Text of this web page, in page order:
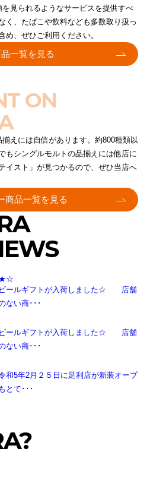
見られるようなサービスを提供すべ
く、たばこや飲料なども多数取り扱っ
め、ぜひご利用ください。
一覧を見る
ON
えには自信があります。約800種類以
もシングルモルトの品揃えには他店に
イスト」が見つかるので、ぜひ当店へ
商品一覧を見る
★☆
ビールギフトが入荷しました☆ 店舗
ない商･･･
ビールギフトが入荷しました☆ 店舗
ない商･･･
年2月２５日に足利店が新装オープ
とて･･･